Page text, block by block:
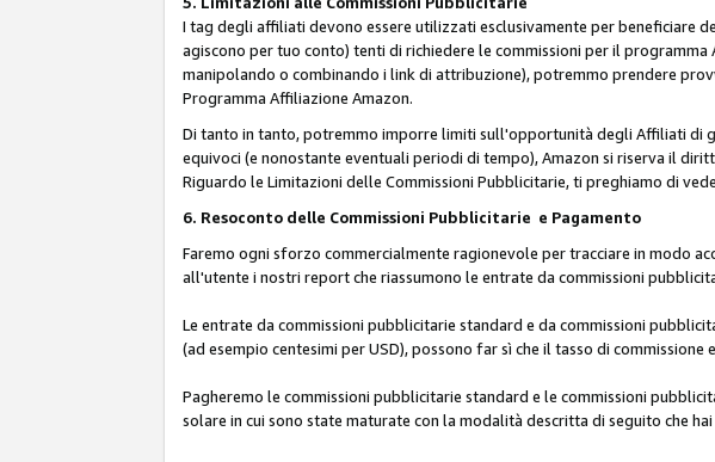
I tag degli affiliati devono essere utilizzati esclusivamente per beneficiare
agiscono per tuo conto) tenti di richiedere le commissioni per il
manipolando o combinando i link di attribuzione), potremmo prendere
Programma Affiliazione Amazon.
Di tanto in tanto, potremmo imporre limiti sull'opportunità degli Affiliati di
equivoci (e nonostante eventuali periodi di tempo), Amazon si riserva il
Riguardo le Limitazioni delle Commissioni Pubblicitarie, ti preghiamo di
6. Resoconto delle Commissioni Pubblicitarie e Pagamento
Faremo ogni sforzo commercialmente ragionevole per tracciare in modo
all'utente i nostri report che riassumono le entrate da commissioni
Le entrate da commissioni pubblicitarie standard e da commissioni
(ad esempio centesimi per USD), possono far sì che il tasso di
Pagheremo le commissioni pubblicitarie standard e le commissioni
solare in cui sono state maturate con la modalità descritta di seguito che